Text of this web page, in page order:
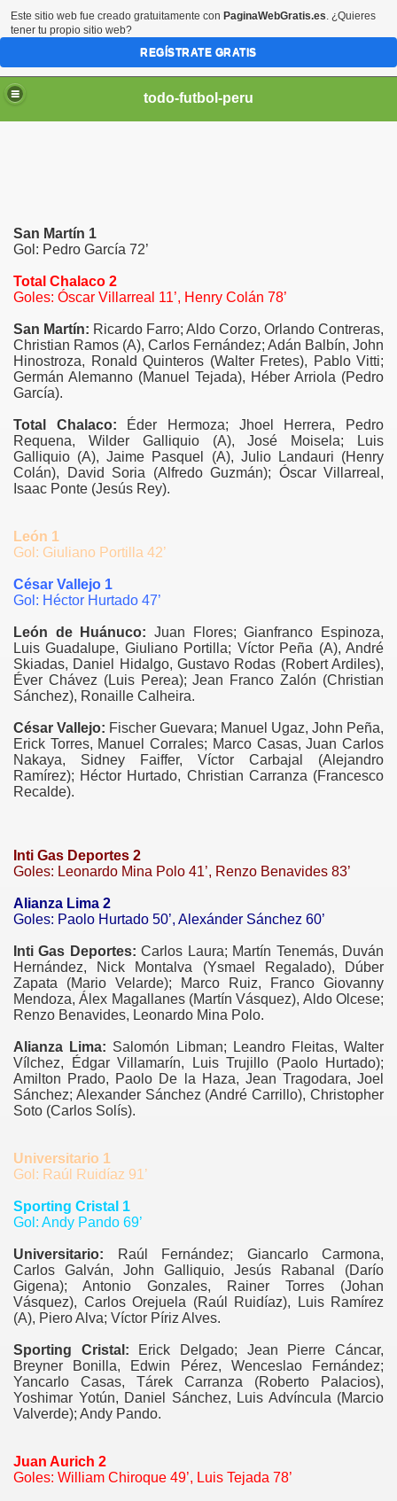
todo-futbol-peru
San Martín 1
Gol: Pedro García 72’
Total Chalaco 2
Goles: Óscar Villarreal 11’, Henry Colán 78’
San Martín: Ricardo Farro; Aldo Corzo, Orlando Contreras,
Christian Ramos (A), Carlos Fernández; Adán Balbín, John
Hinostroza, Ronald Quinteros (Walter Fretes), Pablo Vitti;
Germán Alemanno (Manuel Tejada), Héber Arriola (Pedro
García).
Total Chalaco: Éder Hermoza; Jhoel Herrera, Pedro
Requena, Wilder Galliquio (A), José Moisela; Luis
Galliquio (A), Jaime Pasquel (A), Julio Landauri (Henry
Colán), David Soria (Alfredo Guzmán); Óscar Villarreal,
Isaac Ponte (Jesús Rey).
León 1
Gol: Giuliano Portilla 42’
César Vallejo 1
Gol: Héctor Hurtado 47’
León de Huánuco: Juan Flores; Gianfranco Espinoza,
Luis Guadalupe, Giuliano Portilla; Víctor Peña (A), André
Skiadas, Daniel Hidalgo, Gustavo Rodas (Robert Ardiles),
Éver Chávez (Luis Perea); Jean Franco Zalón (Christian
Sánchez), Ronaille Calheira.
César Vallejo: Fischer Guevara; Manuel Ugaz, John Peña,
Erick Torres, Manuel Corrales; Marco Casas, Juan Carlos
Nakaya, Sidney Faiffer, Víctor Carbajal (Alejandro
Ramírez); Héctor Hurtado, Christian Carranza (Francesco
Recalde).
Inti Gas Deportes 2
Goles: Leonardo Mina Polo 41’, Renzo Benavides 83’
Alianza Lima 2
Goles: Paolo Hurtado 50’, Alexánder Sánchez 60’
Inti Gas Deportes: Carlos Laura; Martín Tenemás, Duván
Hernández, Nick Montalva (Ysmael Regalado), Dúber
Zapata (Mario Velarde); Marco Ruiz, Franco Giovanny
Mendoza, Álex Magallanes (Martín Vásquez), Aldo Olcese;
Renzo Benavides, Leonardo Mina Polo.
Alianza Lima: Salomón Libman; Leandro Fleitas, Walter
Vílchez, Édgar Villamarín, Luis Trujillo (Paolo Hurtado);
Amilton Prado, Paolo De la Haza, Jean Tragodara, Joel
Sánchez; Alexander Sánchez (André Carrillo), Christopher
Soto (Carlos Solís).
Universitario 1
Gol: Raúl Ruidíaz 91’
Sporting Cristal 1
Gol: Andy Pando 69’
Universitario: Raúl Fernández; Giancarlo Carmona,
Carlos Galván, John Galliquio, Jesús Rabanal (Darío
Gigena); Antonio Gonzales, Rainer Torres (Johan
Vásquez), Carlos Orejuela (Raúl Ruidíaz), Luis Ramírez
(A), Piero Alva; Víctor Píriz Alves.
Sporting Cristal: Erick Delgado; Jean Pierre Cáncar,
Breyner Bonilla, Edwin Pérez, Wenceslao Fernández;
Yancarlo Casas, Tárek Carranza (Roberto Palacios),
Yoshimar Yotún, Daniel Sánchez, Luis Advíncula (Marcio
Valverde); Andy Pando.
Juan Aurich 2
Goles: William Chiroque 49’, Luis Tejada 78’
Este sitio web fue creado gratuitamente con PaginaWebGratis.es. ¿Quieres
tener tu propio sitio web?
REGÍSTRATE GRATIS